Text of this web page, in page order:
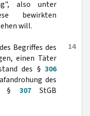
also unter
bewirkten
will.
14
Begriffes des
einen Täter
des § 306
des
§ 307StGB